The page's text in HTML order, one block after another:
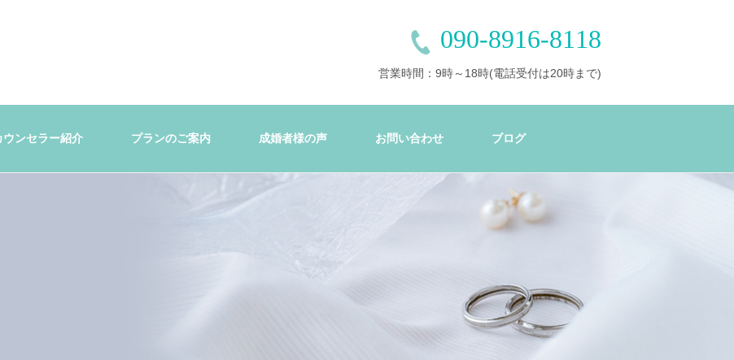
090-8916-8118
営業時間：9時～18時(電話受付は20時まで)
ウンセラー紹介 プランのご案内 成婚者様の声 お問い合わせ ブログ